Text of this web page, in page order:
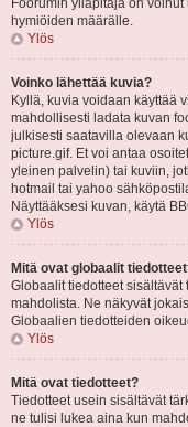
Foorumin ylläpitäjä on
hymiöiden määrälle.
Ylös
Voinko lähettää kuvia?
Kyllä, kuvia voidaan käyttää
mahdollisesti ladata kuvan
julkisesti saatavilla olevaan
picture.gif. Et voi antaa
yleinen palvelin) tai kuviin,
hotmail tai yahoo
Näyttääksesi kuvan, käytä
Ylös
Mitä ovat globaalit
Globaalit tiedotteet
mahdolista. Ne näkyvät
Globaalien tiedotteiden
Ylös
Mitä ovat tiedotteet?
Tiedotteet usein sisältävät
ne tulisi lukea aina kun